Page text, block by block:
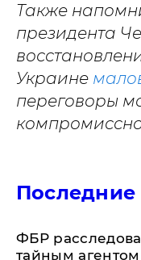
Также
президента
Украине
переговоры
Последние
ФБР
тайным